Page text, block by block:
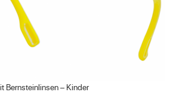
Bernsteinlinsen – Kinder